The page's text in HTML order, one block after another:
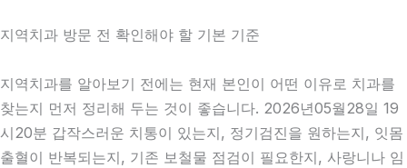
지역치과 방문 전 확인해야 할 기본 기준
지역치과를 알아보기 전에는 현재 본인이 어떤 이유로 치과를
찾는지 먼저 정리해 두는 것이 좋습니다. 2026년05월28일 19
시20분 갑작스러운 치통이 있는지, 정기검진을 원하는지, 잇몸
출혈이 반복되는지, 기존 보철물 점검이 필요한지, 사랑니나 임